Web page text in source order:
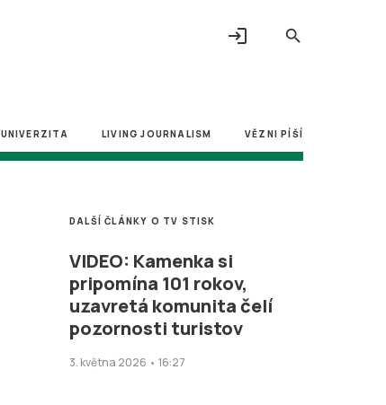
search
login
UNIVERZITA LIVING JOURNALISM VĚZNI PÍŠÍ
DALŠÍ ČLÁNKY O TV STISK
VIDEO: Kamenka si
pripomína 101 rokov,
uzavretá komunita čelí
pozornosti turistov
3. května 2026 • 16:27